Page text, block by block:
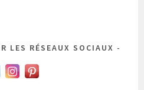
LES RÉSEAUX SOCIAUX